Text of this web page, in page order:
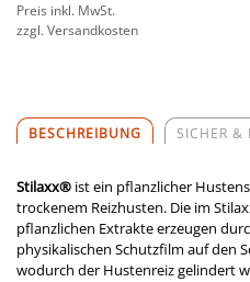
Preis inkl. MwSt.
zzgl. Versandkosten
BESCHREIBUNG SICHER &
Stilaxx® ist ein pflanzlicher
trockenem Reizhusten. Die im
pflanzlichen Extrakte erzeugen
physikalischen Schutzfilm auf den
wodurch der Hustenreiz gelindert